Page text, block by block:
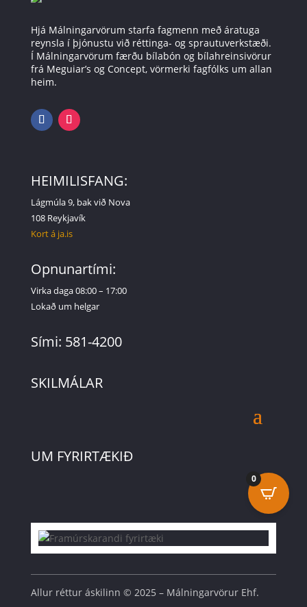
Hjá Málningarvörum starfa fagmenn með áratuga
reynsla í þjónustu við réttinga- og sprautuverkstæði.
Í Málningarvörum færðu bílabón og bílahreinsivörur
frá Meguiar’s og Concept, vörmerki fagfólks um allan
heim.
HEIMILISFANG:
Lágmúla 9, bak við Nova
108 Reykjavík
Kort á ja.is
Opnunartími:
Virka daga 08:00 – 17:00
Lokað um helgar
Sími: 581-4200
SKILMÁLAR
UM FYRIRTÆKIÐ
Allur réttur áskilinn © 2025 – Málningarvörur Ehf.
0